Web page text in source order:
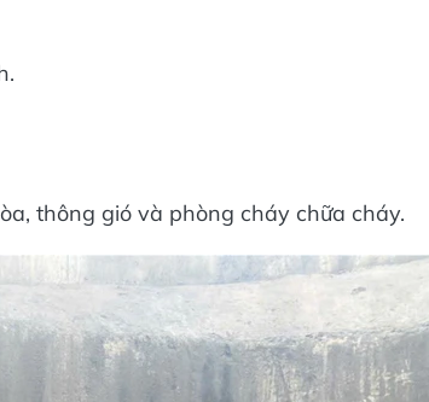
thông gió và phòng cháy chữa cháy.